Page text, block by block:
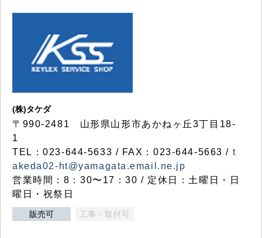
(株)タケダ
〒990-2481 山形県山形市あかねヶ丘3丁目18-
1
TEL：023-644-5633 / FAX：023-644-5663 / t
akeda02-ht@yamagata.email.ne.jp
営業時間：8：30〜17：30 / 定休日：土曜日・日
曜日・祝祭日
販売可 工事・取付可